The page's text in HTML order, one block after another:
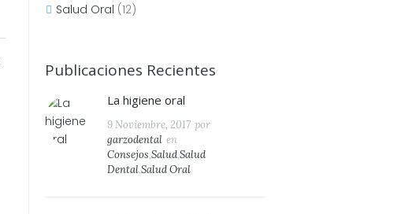
Salud Oral (12)
Publicaciones Recientes
La higiene oral
9 Noviembre, 2017 por
garzodental en
Consejos,Salud,Salud
Dental,Salud Oral